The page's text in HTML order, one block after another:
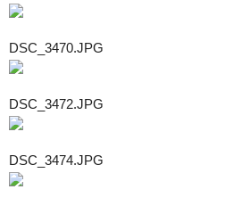
DSC_3470.JPG
DSC_3472.JPG
DSC_3474.JPG